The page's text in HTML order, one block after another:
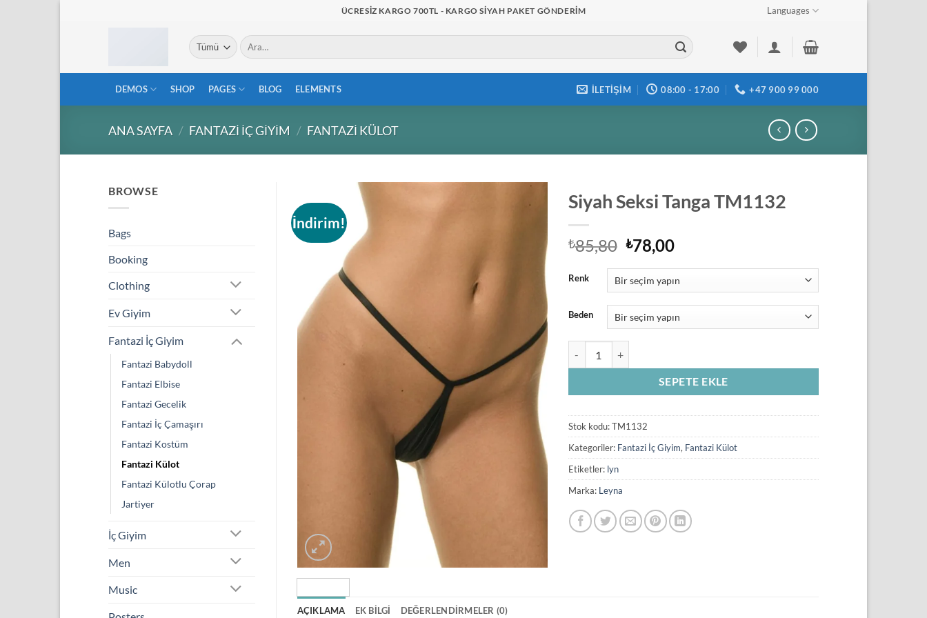
ÜCRESIZ KARGO 700TL - KARGO SIYAH PAKET GÖNDERIM Languages
Ara:
DEMOS SHOP PAGES BLOG ELEMENTS İLETIŞIM 08:00 - 17:00 +47 900 99 000
ANA SAYFA / FANTAZI İÇ GIYIM / FANTAZI KÜLOT
BROWSE
Bags
Booking
Clothing
Ev Giyim
Fantazi İç Giyim
Fantazi Babydoll
Fantazi Elbise
Fantazi Gecelik
Fantazi İç Çamaşırı
Fantazi Kostüm
Fantazi Külot
Fantazi Külotlu Çorap
Jartiyer
İç Giyim
Men
Music
İndirim!
Siyah Seksi Tanga TM1132
₺85,80 Orijinal
fiyat:
₺85,80.
₺78,00Şu
fiyat:
₺78,00.
Renk
Beden
SEPETE EKLE
Stok kodu:TM1132
Kategoriler: Fantazi İç Giyim, Fantazi Külot
Etiketler: lyn
Marka: Leyna
AÇIKLAMA EK BILGI DEĞERLENDIRMELER (0)